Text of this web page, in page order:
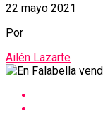
22 mayo 2021
Por
Ailén Lazarte